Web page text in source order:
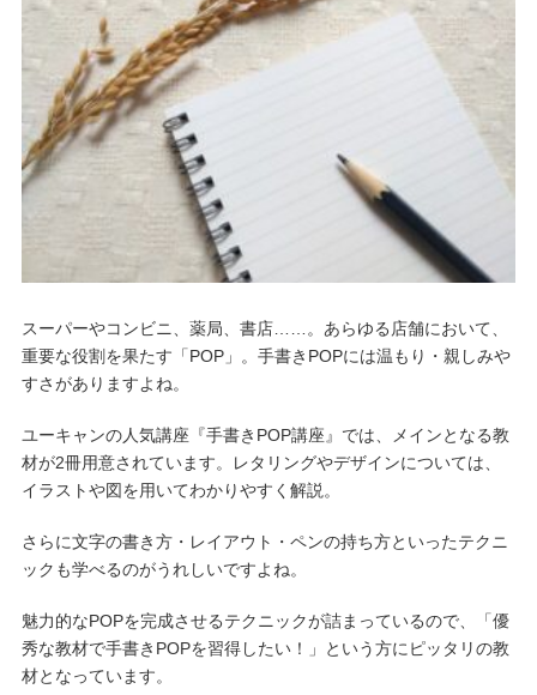
スーパーやコンビニ、薬局、書店……。あらゆる店舗において、
重要な役割を果たす「POP」。手書きPOPには温もり・親しみや
すさがありますよね。
ユーキャンの人気講座『手書きPOP講座』では、メインとなる教
材が2冊用意されています。レタリングやデザインについては、
イラストや図を用いてわかりやすく解説。
さらに文字の書き方・レイアウト・ペンの持ち方といったテクニ
ックも学べるのがうれしいですよね。
魅力的なPOPを完成させるテクニックが詰まっているので、「優
秀な教材で手書きPOPを習得したい！」という方にピッタリの教
材となっています。